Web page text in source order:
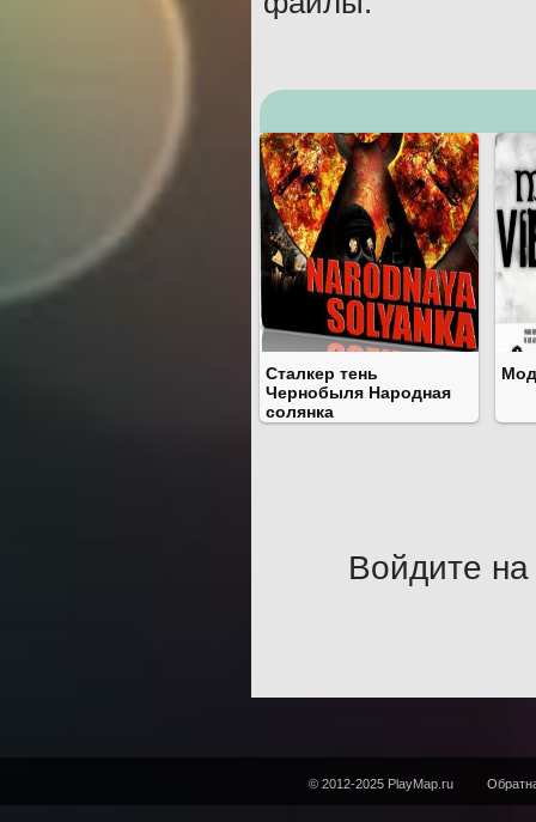
Сталкер тень
Чернобыля Народная
солянка
Войдите на
© 2012-2025 PlayMap.ru